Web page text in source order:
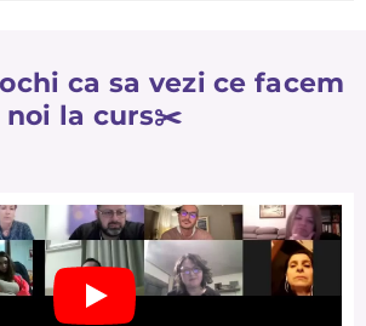
ca sa vezi ce facem
noi la curs✂️
și de analize informații cu privire la
site-ul nostru. Aceștia le pot combina cu
de dvs. sau culese în urma folosirii
Cookie